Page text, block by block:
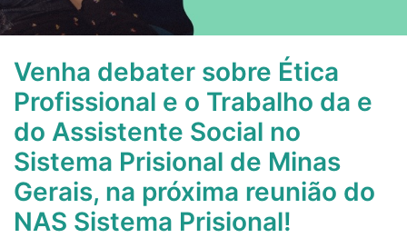
Venha debater sobre Ética
Profissional e o Trabalho da e
do Assistente Social no
Sistema Prisional de Minas
Gerais, na próxima reunião do
NAS Sistema Prisional!